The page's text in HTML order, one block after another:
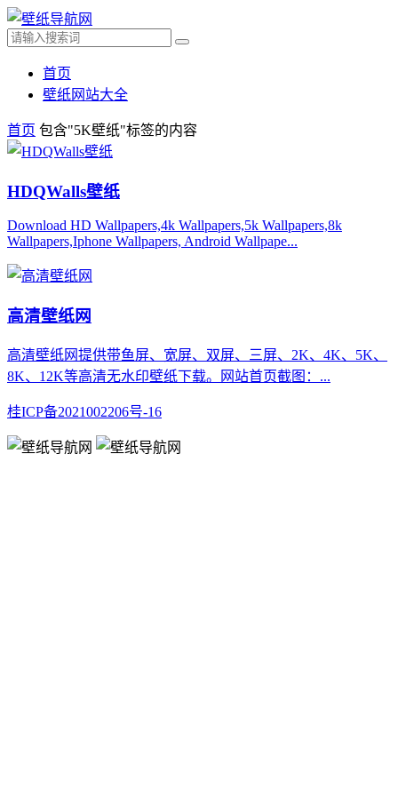
首页
壁纸网站大全
首页 包含"5K壁纸"标签的内容
HDQWalls壁纸
Download HD Wallpapers,4k Wallpapers,5k Wallpapers,8k
Wallpapers,Iphone Wallpapers, Android Wallpape...
高清壁纸网
高清壁纸网提供带鱼屏、宽屏、双屏、三屏、2K、4K、5K、
8K、12K等高清无水印壁纸下载。网站首页截图：...
桂ICP备2021002206号-16